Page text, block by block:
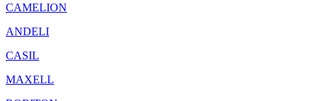
CAMELION
ANDELI
CASIL
MAXELL